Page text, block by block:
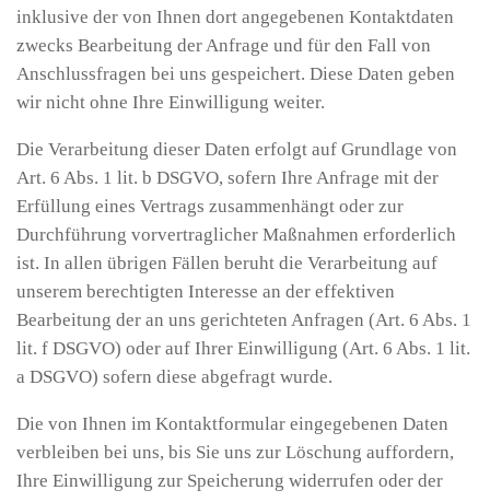
inklusive der von Ihnen dort angegebenen Kontaktdaten
zwecks Bearbeitung der Anfrage und für den Fall von
Anschlussfragen bei uns gespeichert. Diese Daten geben
wir nicht ohne Ihre Einwilligung weiter.
Die Verarbeitung dieser Daten erfolgt auf Grundlage von
Art. 6 Abs. 1 lit. b DSGVO, sofern Ihre Anfrage mit der
Erfüllung eines Vertrags zusammenhängt oder zur
Durchführung vorvertraglicher Maßnahmen erforderlich
ist. In allen übrigen Fällen beruht die Verarbeitung auf
unserem berechtigten Interesse an der effektiven
Bearbeitung der an uns gerichteten Anfragen (Art. 6 Abs. 1
lit. f DSGVO) oder auf Ihrer Einwilligung (Art. 6 Abs. 1 lit.
a DSGVO) sofern diese abgefragt wurde.
Die von Ihnen im Kontaktformular eingegebenen Daten
verbleiben bei uns, bis Sie uns zur Löschung auffordern,
Ihre Einwilligung zur Speicherung widerrufen oder der